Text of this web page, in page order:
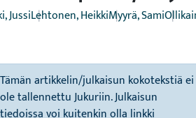
JussiLehtonen, HeikkiMyyrä, Sami
Tämän artikkelin/julkaisun kokotekstiä ei
ole tallennettu Jukuriin. Julkaisun
tiedoissa voi kuitenkin olla linkki